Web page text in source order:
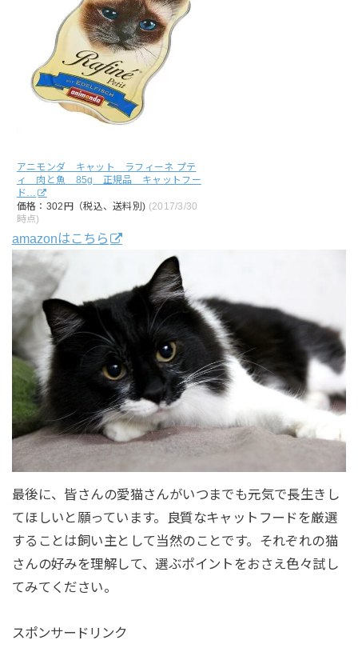
アニモンダ キャット ラフィーネ プテ
ィ 肉と魚 85g 正規品 キャットフー
ド…
価格：302円（税込、送料別) (2017/3/30
時点)
amazonはこちら
最後に、皆さんの愛猫さんがいつまでも元気で長生きし
てほしいと願っています。良質なキャットフードを厳選
することは飼い主として当然のことです。それぞれの猫
さんの好みを理解して、選ぶポイントをおさえ色々試し
てみてください。
スポンサードリンク